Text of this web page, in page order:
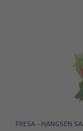
FRESA - HANGSEN